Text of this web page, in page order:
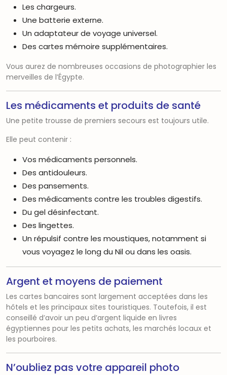
Les chargeurs.
Une batterie externe.
Un adaptateur de voyage universel.
Des cartes mémoire supplémentaires.
Vous aurez de nombreuses occasions de photographier les
merveilles de l’Égypte.
Les médicaments et produits de santé
Une petite trousse de premiers secours est toujours utile.
Elle peut contenir :
Vos médicaments personnels.
Des antidouleurs.
Des pansements.
Des médicaments contre les troubles digestifs.
Du gel désinfectant.
Des lingettes.
Un répulsif contre les moustiques, notamment si
vous voyagez le long du Nil ou dans les oasis.
Argent et moyens de paiement
Les cartes bancaires sont largement acceptées dans les
hôtels et les principaux sites touristiques. Toutefois, il est
conseillé d’avoir un peu d’argent liquide en livres
égyptiennes pour les petits achats, les marchés locaux et
les pourboires.
N’oubliez pas votre appareil photo